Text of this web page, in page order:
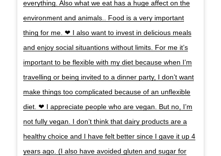
everything. Also what we eat has a huge affect on the
environment and animals.. Food is a very important
thing for me. ❤ I also want to invest in delicious meals
and enjoy social situantions without limits. For me it’s
important to be flexible with my diet because when I’m
travelling or being invited to a dinner party, I don’t want
make things too complicated because of an unflexible
diet. ❤ I appreciate people who are vegan. But no, I’m
not fully vegan. I don’t think that dairy products are a
healthy choice and I have felt better since I gave it up 4
years ago. (I also have avoided gluten and sugar for